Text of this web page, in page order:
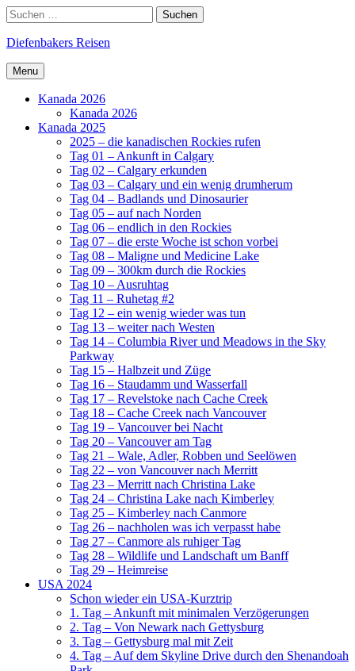
Skip
to
content
Search
Suchen
nach:
Diefenbakers Reisen
Menu
Kanada 2026
Kanada 2026
Kanada 2025
2025 – die kanadischen Rockies rufen
Tag 01 – Ankunft in Calgary
Tag 02 – Calgary erkunden
Tag 03 – Calgary und ein wenig drumherum
Tag 04 – Badlands und Dinosaurier
Tag 05 – auf nach Norden
Tag 06 – endlich in den Rockies
Tag 07 – die erste Woche ist schon vorbei
Tag 08 – Maligne und Medicine Lake
Tag 09 – 300km durch die Rockies
Tag 10 – Ausruhtag
Tag 11 – Ruhetag #2
Tag 12 – ein wenig wieder was tun
Tag 13 – weiter nach Westen
Tag 14 – Columbia River und Meadows in the Sky
Parkway
Tag 15 – Halbzeit und Züge
Tag 16 – Staudamm und Wasserfall
Tag 17 – Revelstoke nach Cache Creek
Tag 18 – Cache Creek nach Vancouver
Tag 19 – Vancouver bei Nacht
Tag 20 – Vancouver am Tag
Tag 21 – Wale, Adler, Robben und Seelöwen
Tag 22 – von Vancouver nach Merritt
Tag 23 – Merritt nach Christina Lake
Tag 24 – Christina Lake nach Kimberley
Tag 25 – Kimberley nach Canmore
Tag 26 – nachholen was ich verpasst habe
Tag 27 – Canmore als ruhiger Tag
Tag 28 – Wildlife und Landschaft um Banff
Tag 29 – Heimreise
USA 2024
Schon wieder ein USA-Kurztrip
1. Tag – Ankunft mit minimalen Verzögerungen
2. Tag – Von Newark nach Gettysburg
3. Tag – Gettysburg mal mit Zeit
4. Tag – Auf dem Skyline Drive durch den Shenandoah